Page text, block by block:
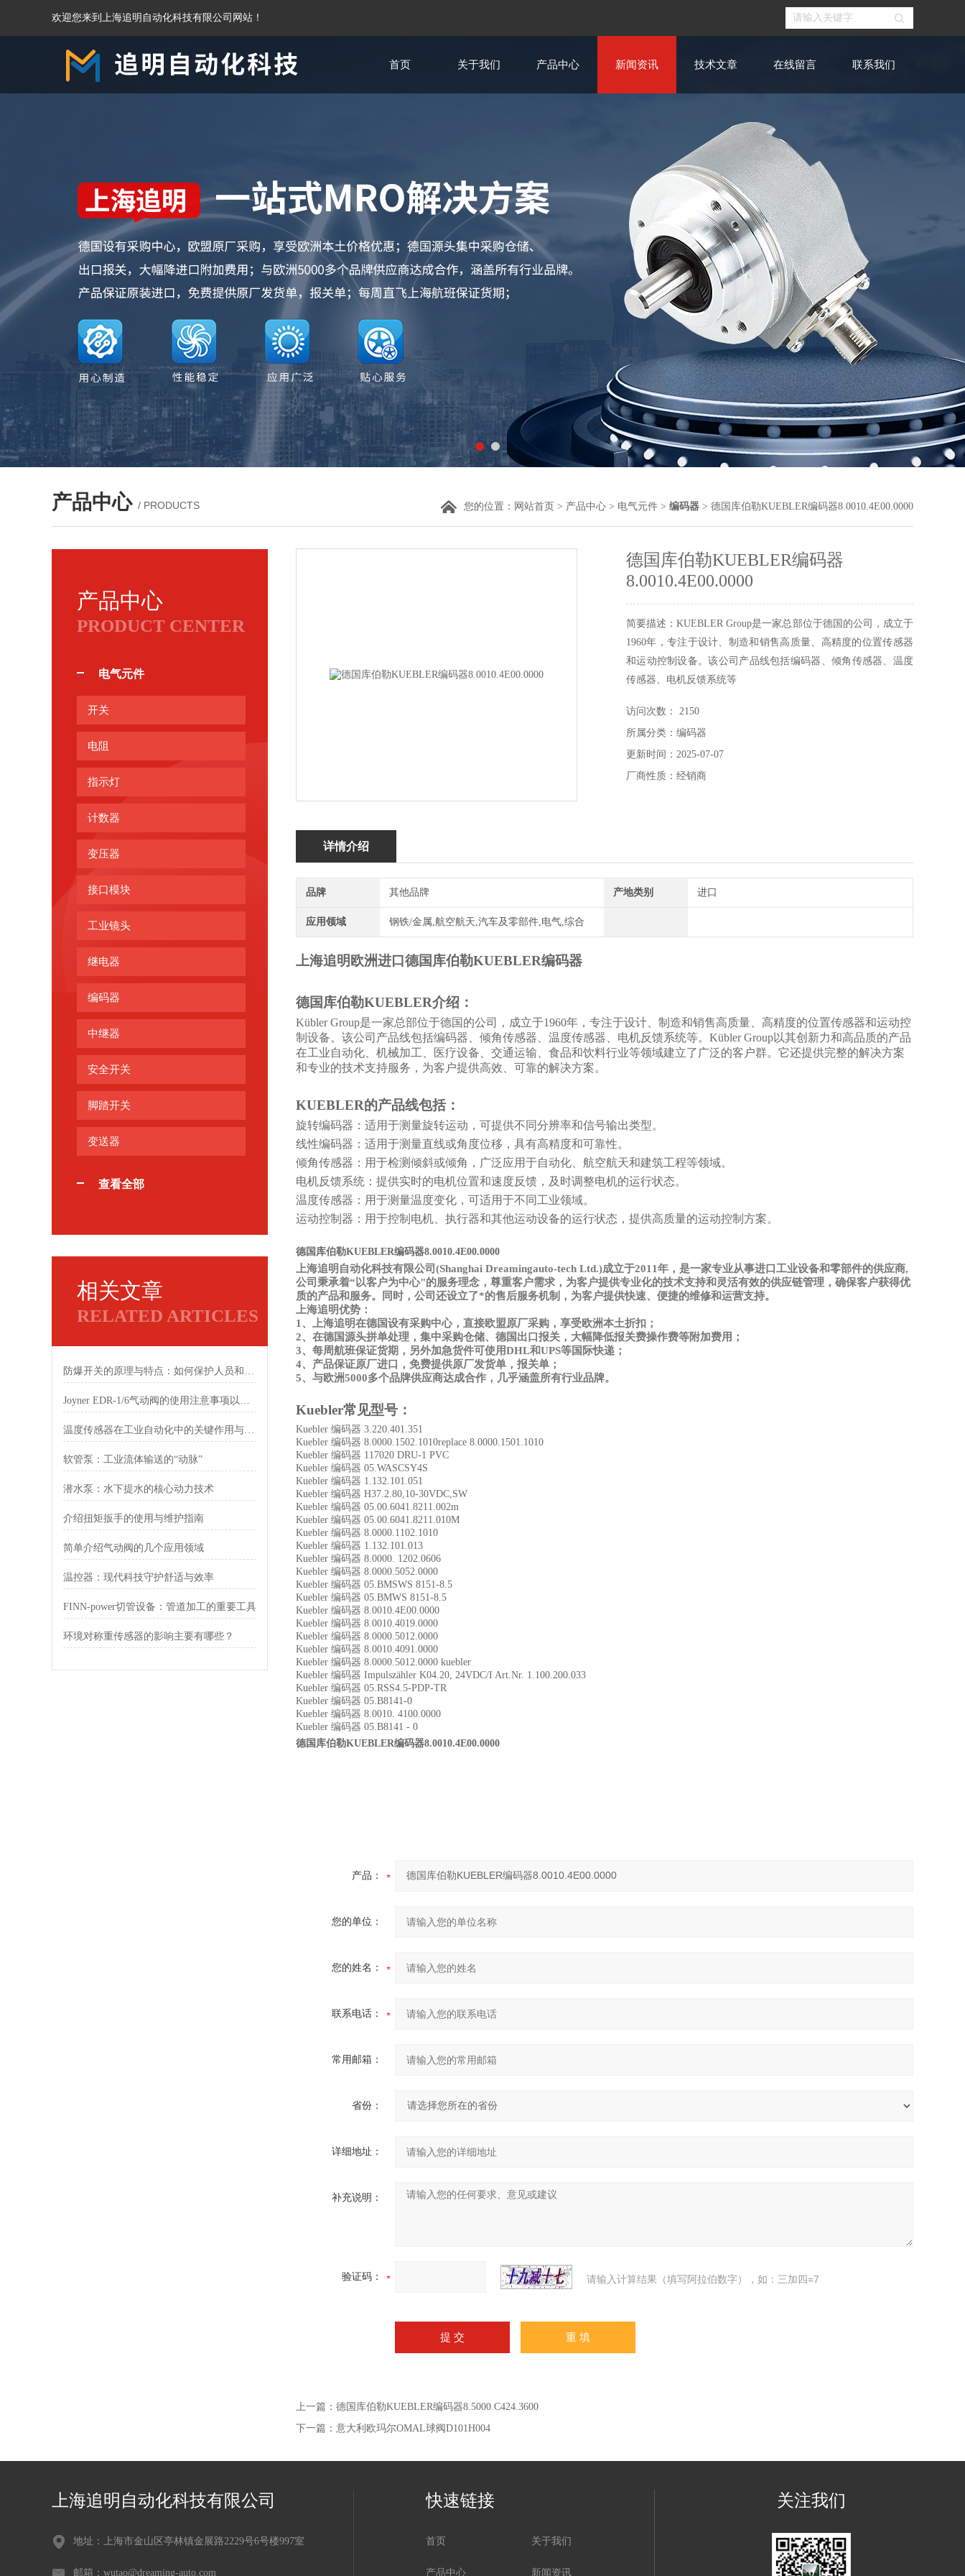
欢迎您来到上海追明自动化科技有限公司网站！
首页 关于我们 产品中心 新闻资讯 技术文章 在线留言 联系我们
产品中心 / PRODUCTS 您的位置： 网站首页 > 产品中心 > 电气元件 > 编码器 > 德国库伯勒KUEBLER编码器8.0010.4E00.0000
产品中心
PRODUCT CENTER
电气元件
开关
电阻
指示灯
计数器
变压器
接口模块
工业镜头
继电器
编码器
中继器
安全开关
脚踏开关
变送器
查看全部
相关文章
RELATED ARTICLES
防爆开关的原理与特点：如何保护人员和设备安全
Joyner EDR-1/6气动阀的使用注意事项以及参数
温度传感器在工业自动化中的关键作用与技术进展
软管泵：工业流体输送的“动脉”
潜水泵：水下提水的核心动力技术
介绍扭矩扳手的使用与维护指南
简单介绍气动阀的几个应用领域
温控器：现代科技守护舒适与效率
FINN-power切管设备：管道加工的重要工具
环境对称重传感器的影响主要有哪些？
德国库伯勒KUEBLER编码器
8.0010.4E00.0000
简要描述：KUEBLER Group是一家总部位于德国的公司，成立于
1960年，专注于设计、制造和销售高质量、高精度的位置传感器
和运动控制设备。该公司产品线包括编码器、倾角传感器、温度
传感器、电机反馈系统等
访问次数： 2150
所属分类：编码器
更新时间：2025-07-07
厂商性质：经销商
详情介绍
品牌 其他品牌 产地类别 进口
应用领域 钢铁/金属,航空航天,汽车及零部件,电气,综合
上海追明 欧洲进口德国库伯勒KUEBLER编码器
德国库伯勒KUEBLER介绍 ：
Kübler Group是一家总部位于德国的公司，成立于1960年，专注于设计、制造和销售高质量、高精度的位置传感器和运动控
制设备。该公司产品线包括编码器、倾角传感器、温度传感器、电机反馈系统等。Kübler Group以其创新力和高品质的产品
在工业自动化、机械加工、医疗设备、交通运输、食品和饮料行业等领域建立了广泛的客户群。它还提供完整的解决方案
和专业的技术支持服务，为客户提供高效、可靠的解决方案。
KUEBLER的产品线包括：
旋转编码器：适用于测量旋转运动，可提供不同分辨率和信号输出类型。
线性编码器：适用于测量直线或角度位移，具有高精度和可靠性。
倾角传感器：用于检测倾斜或倾角，广泛应用于自动化、航空航天和建筑工程等领域。
电机反馈系统：提供实时的电机位置和速度反馈，及时调整电机的运行状态。
温度传感器：用于测量温度变化，可适用于不同工业领域。
运动控制器：用于控制电机、执行器和其他运动设备的运行状态，提供高质量的运动控制方案。
德国库伯勒KUEBLER编码器8.0010.4E00.0000
上海追明自动化科技有限公司 (Shanghai Dreamingauto-tech Ltd.)成立于2011年，是一家专业从事进口工业设备和零部件的供应商,
公司秉承着“以客户为中心"的服务理念，尊重客户需求，为客户提供专业化的技术支持和灵活有效的供应链管理，确保客户获得优
质的产品和服务。同时，公司还设立了*的售后服务机制，为客户提供快速、便捷的维修和运营支持。
上海追明优势：
1、上海追明在德国设有采购中心，直接欧盟原厂采购，享受欧洲本土折扣；
2、在德国源头拼单处理，集中采购仓储、德国出口报关，大幅降低报关费操作费等附加费用；
3、每周航班保证货期，另外加急货件可使用DHL和UPS等国际快递；
4、产品保证原厂进口，免费提供原厂发货单，报关单；
5、与欧洲5000多个品牌供应商达成合作，几乎涵盖所有行业品牌。
Kuebler常见型号：
Kuebler 编码器 3.220.401.351
Kuebler 编码器 8.0000.1502.1010replace 8.0000.1501.1010
Kuebler 编码器 117020 DRU-1 PVC
Kuebler 编码器 05.WASCSY4S
Kuebler 编码器 1.132.101.051
Kuebler 编码器 H37.2.80,10-30VDC,SW
Kuebler 编码器 05.00.6041.8211.002m
Kuebler 编码器 05.00.6041.8211.010M
Kuebler 编码器 8.0000.1102.1010
Kuebler 编码器 1.132.101.013
Kuebler 编码器 8.0000. 1202.0606
Kuebler 编码器 8.0000.5052.0000
Kuebler 编码器 05.BMSWS 8151-8.5
Kuebler 编码器 05.BMWS 8151-8.5
Kuebler 编码器 8.0010.4E00.0000
Kuebler 编码器 8.0010.4019.0000
Kuebler 编码器 8.0000.5012.0000
Kuebler 编码器 8.0010.4091.0000
Kuebler 编码器 8.0000.5012.0000 kuebler
Kuebler 编码器 Impulszähler K04.20, 24VDC/I Art.Nr. 1.100.200.033
Kuebler 编码器 05.RSS4.5-PDP-TR
Kuebler 编码器 05.B8141-0
Kuebler 编码器 8.0010. 4100.0000
Kuebler 编码器 05.B8141 - 0
德国库伯勒KUEBLER编码器8.0010.4E00.0000
产品：
您的单位：
您的姓名：
联系电话：
常用邮箱：
省份：
详细地址：
补充说明：
验证码： 请输入计算结果（填写阿拉伯数字），如：三加四=7
上一篇： 德国库伯勒KUEBLER编码器8.5000.C424.3600
下一篇： 意大利欧玛尔OMAL球阀D101H004
上海追明自动化科技有限公司
地址：上海市金山区亭林镇金展路2229号6号楼997室
邮箱：wutao@dreaming-auto.com
快速链接
首页 关于我们
产品中心 新闻资讯
关注我们